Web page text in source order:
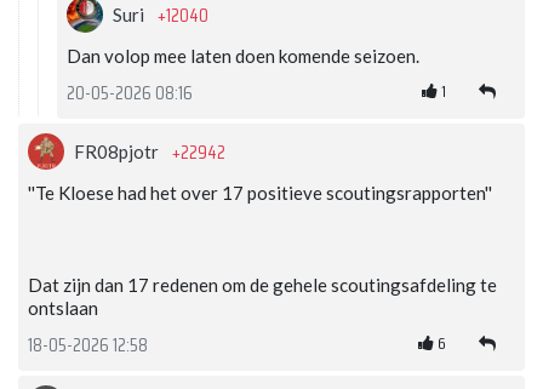
Suri +12040
Dan volop mee laten doen komende seizoen.
20-05-2026 08:16 1
FR08pjotr +22942
''Te Kloese had het over 17 positieve scoutingsrapporten''
Dat zijn dan 17 redenen om de gehele scoutingsafdeling te
ontslaan
18-05-2026 12:58 6